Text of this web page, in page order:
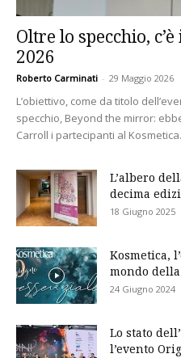
Oltre lo specchio,
2026
Roberto Carminati - 29 Maggio 2026
L’obiettivo, come da titolo
specchio, Beyond the mirror:
Carroll i partecipanti al
L’albero
decima
18 Giugno 2025
Kosmetica,
mondo
24 Giugno 2024
Lo stato
l’evento